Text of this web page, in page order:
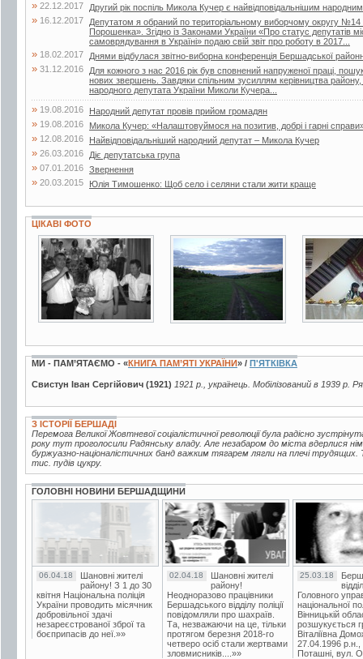
» 22.12.2017 Другий рік поспіль Микола Кучер є найвідповідальнішим
» 16.12.2017
Депутатом я обраний по територіальному виборчому округу №14
Порошенка». Згідно із Законами України «Про статус депутатів
самоврядування в Україні» подаю свій звіт про роботу в 2017...
» 18.02.2017 Днями відбулася звітно-виборна конференція Бершадської
» 31.12.2016
Для кожного з нас 2016 рік був сповнений напруженої праці,
нових звершень. Завдяки спільним зусиллям керівництва району,
народного депутата України Миколи Кучера...
» 19.08.2016 Народний депутат провів прийом громадян
» 19.08.2016 Микола Кучер: «Налаштовуймося на позитив, добрі і гарні
» 12.08.2016 Найвідповідальніший народний депутат – Микола Кучер
» 26.03.2016 Діє депутатська група
» 07.01.2016 Звернення
» 20.03.2015 Юлія Тимошенко: Щоб село і селяни стали жити краще
ЦІКАВІ ФОТО
4 фото 11 фото 5 фото
МИ - ПАМ’ЯТАЄМО - «КНИГА ПАМ’ЯТІ УКРАЇНИ» / П'ЯТКІВКА
Свистун Іван Сергійович (1921) 1921 р., українець. Мобілізований в 1939 р.
З ІСТОРІЇ БЕРШАДІ
Перемога Великої Жовтневої соціалістичної революції була радісно
року тут проголосили Радянську владу. Але незабаром до міста вдерлися
буржуазно-націоналістичних банд важким тягарем лягли на плечі трудящих.
тис. пудів цукру.
ГОЛОВНІ НОВИНИ БЕРШАДЩИНИ
06.04.18
Шановні жителі
району! З 1 до 30
квітня Національна поліція
України проводить місячник
добровільної здачі
незареєстрованої зброї та
боєприпасів до неї.»»
02.04.18
Шановні жителі
району!
Неодноразово працівники
Бершадського відділу поліції
повідомляли про шахраїв.
Та, незважаючи на це, тільки
протягом березня 2018-го
четверо осіб стали жертвами
зловмисників....»»
25.03.18
Головного
національної
Вінницькій
розшукується
Віталіївна
27.04.1996 р.н.,
Поташні, вул.